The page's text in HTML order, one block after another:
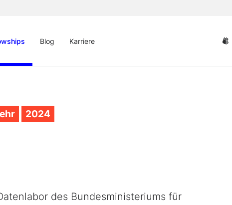
Blog Karriere
2024
des Bundesministeriums für